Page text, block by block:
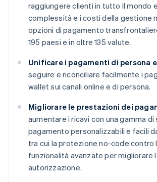
raggiungere clienti in tutto il mondo
complessità e i costi della gestione
opzioni di pagamento
195 paesi e in oltre 135 valute.
Unificare i pagamenti di persona
seguire e riconciliare facilmente i
wallet sui canali online e di persona.
Migliorare le prestazioni dei
aumentare i ricavi con una gamma
pagamento personalizzabili e facili
tra cui la protezione no-code contro
funzionalità avanzate per migliorare
autorizzazione.